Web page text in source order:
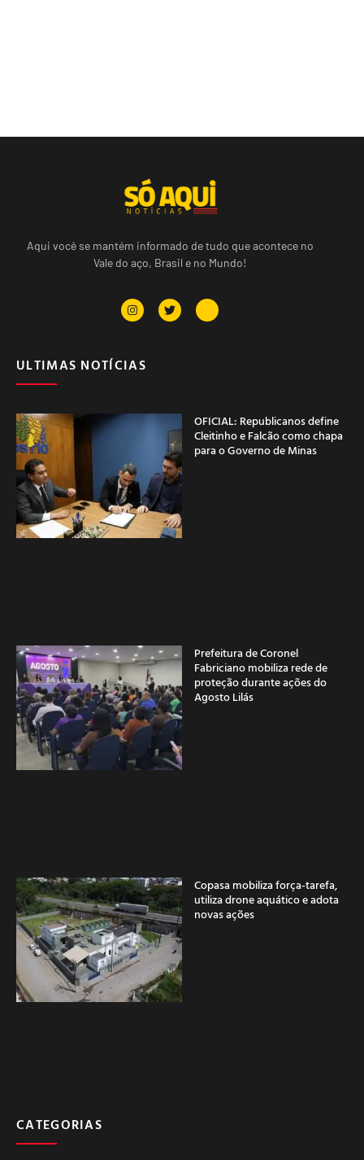
Aqui você se mantém informado de tudo que acontece no
Vale do aço, Brasil e no Mundo!
ULTIMAS NOTÍCIAS
OFICIAL: Republicanos define
Cleitinho e Falcão como chapa
para o Governo de Minas
Prefeitura de Coronel
Fabriciano mobiliza rede de
proteção durante ações do
Agosto Lilás
Copasa mobiliza força-tarefa,
utiliza drone aquático e adota
novas ações
CATEGORIAS